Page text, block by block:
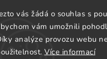
vás žádá o souhlas s
vám umožnili
analýze provozu webu
Více informací
Ústřicová omáčka